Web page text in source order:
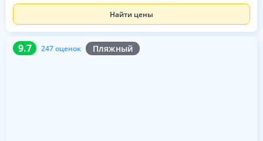
Найти цены
9.7 247 оценок Пляжный
9.7 247 оценок